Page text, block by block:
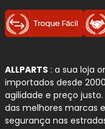
ALLPARTS : a sua loja
importados desde
agilidade e preço
das melhores marcas
segurança nas